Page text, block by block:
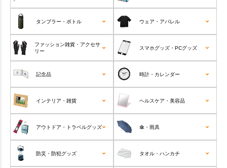
タンブラー・ボトル ウェア・アパレル
ファッション雑貨・アクセサ
リー
スマホグッズ・PCグッズ
記念品 時計・カレンダー
インテリア・雑貨 ヘルスケア・美容品
アウトドア・トラベルグッズ 傘・雨具
防災・防犯グッズ タオル・ハンカチ